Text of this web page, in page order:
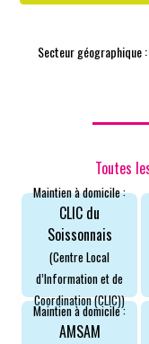
Secteur géographique :
Toutes
Maintien à domicile :
CLIC du
Soissonnais
(Centre Local
d’Information et de
Coordination (CLIC))
Maintien à domicile :
AMSAM